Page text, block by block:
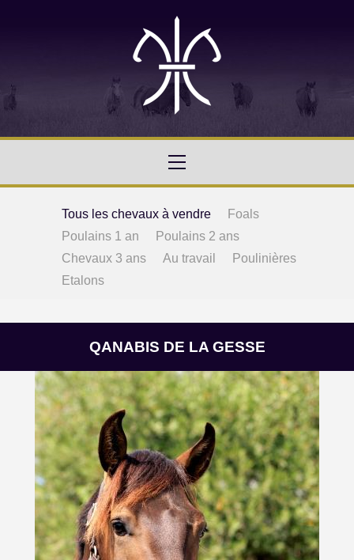
Tous les chevaux à vendre
Foals
Poulains 1 an
Poulains 2 ans
Chevaux 3 ans
Au travail
Poulinières
Etalons
QANABIS DE LA GESSE